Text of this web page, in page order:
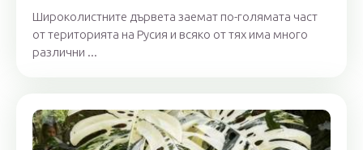
Широколистните дървета заемат по-голямата част
от територията на Русия и всяко от тях има много
различни ...